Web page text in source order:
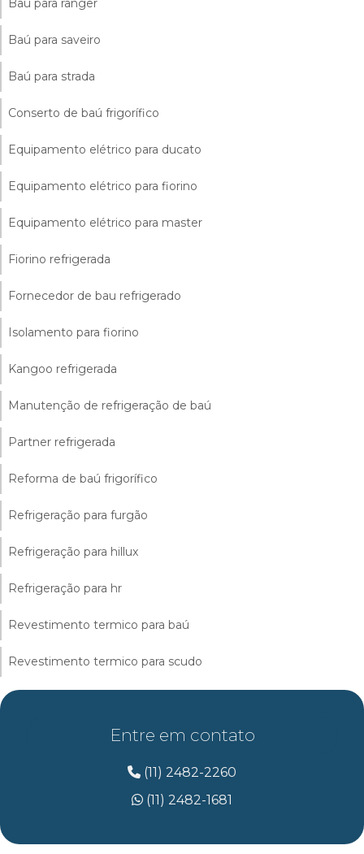
Baú para saveiro
Baú para strada
Conserto de baú frigorífico
Equipamento elétrico para ducato
Equipamento elétrico para fiorino
Equipamento elétrico para master
Fiorino refrigerada
Fornecedor de bau refrigerado
Isolamento para fiorino
Kangoo refrigerada
Manutenção de refrigeração de baú
Partner refrigerada
Reforma de baú frigorífico
Refrigeração para furgão
Refrigeração para hillux
Refrigeração para hr
Revestimento termico para baú
Revestimento termico para scudo
Entre em contato
(11) 2482-2260
(11) 2482-1681